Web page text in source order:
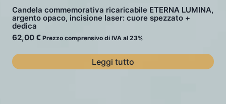
Candela commemorativa ricaricabile ETERNA LUMINA,
argento opaco, incisione laser: cuore spezzato +
dedica
62,00€ Prezzo comprensivo di IVA al 23%
Leggi tutto